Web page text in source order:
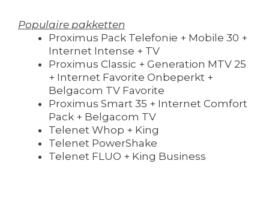
Populaire pakketten
Proximus Pack Telefonie + Mobile 30 +
Internet Intense + TV
Proximus Classic + Generation MTV 25
+ Internet Favorite Onbeperkt +
Belgacom TV Favorite
Proximus Smart 35 + Internet Comfort
Pack + Belgacom TV
Telenet Whop + King
Telenet PowerShake
Telenet FLUO + King Business